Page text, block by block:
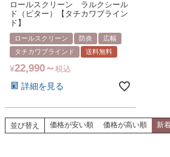
ロールスクリーン ラルクシール
ド（ビター）【タチカワブライン
ド】
ロールスクリーン 防炎
広幅
タチカワブラインド
送料無料
¥22,990 税込
詳細を見る
並び替え 価格が安い順 価格が高い順 新